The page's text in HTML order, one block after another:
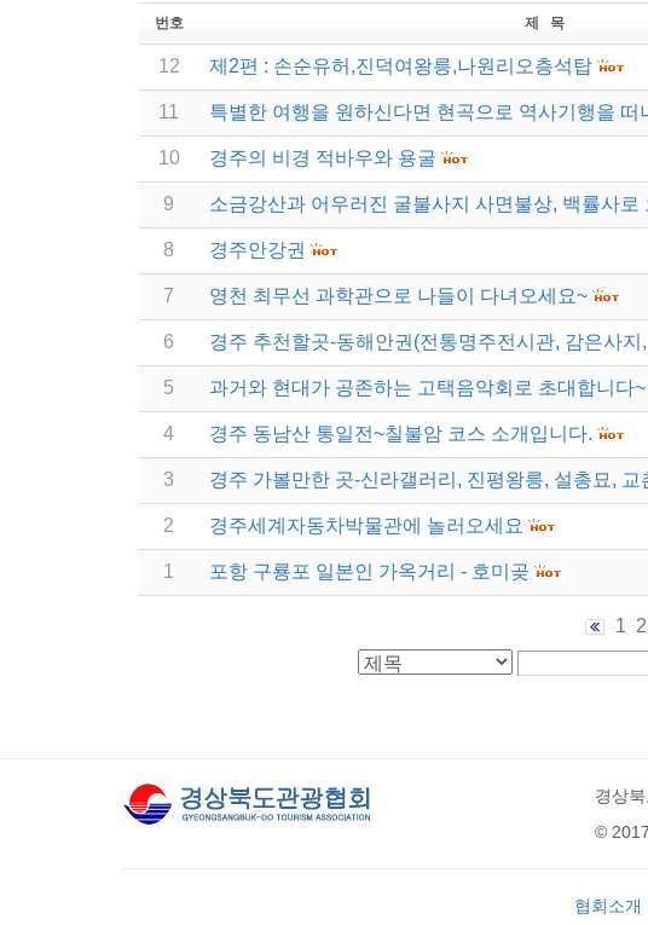
번호 제 목
12 제2편 : 손순유허,진덕여왕릉,나원리오층석탑
11 특별한 여행을 원하신다면 현곡으로 역사기행을
10 경주의 비경 적바우와 용굴
9 소금강산과 어우러진 굴불사지 사면불상, 백률사로
8 경주안강권
7 영천 최무선 과학관으로 나들이 다녀오세요~
6 경주 추천할곳-동해안권(전통명주전시관, 감은사
5 과거와 현대가 공존하는 고택음악회로 초대합니다~
4 경주 동남산 통일전~칠불암 코스 소개입니다.
3 경주 가볼만한 곳-신라갤러리, 진평왕릉, 설총묘, 교
2 경주세계자동차박물관에 놀러오세요
1 포항 구룡포 일본인 가옥거리 - 호미곶
1 2
경상
©
협회소개